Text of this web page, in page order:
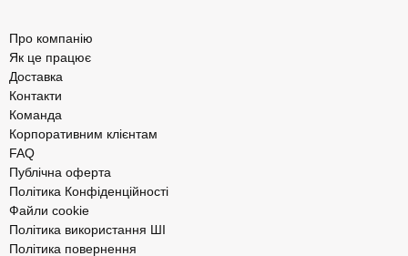
Про компанію
Як це працює
Доставка
Контакти
Команда
Корпоративним клієнтам
FAQ
Публічна оферта
Політика Конфіденційності
Файли cookie
Політика використання ШІ
Політика повернення